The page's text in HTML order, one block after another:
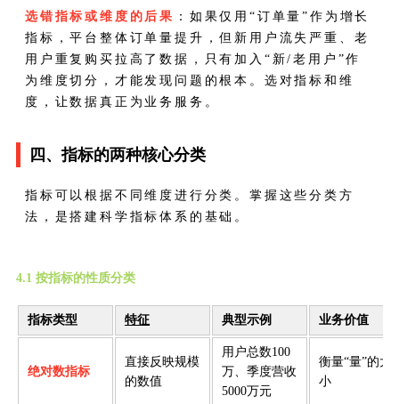
选错指标或维度的后果 ：如果仅用“订单量”作为增长
指标，平台整体订单量提升，但新用户流失严重、老
用户重复购买拉高了数据，只有加入“新/老用户”作
为维度切分，才能发现问题的根本。选对指标和维
度，让数据真正为业务服务。
四、指标的两种核心分类
指标可以根据不同维度进行分类。掌握这些分类方
法，是搭建科学指标体系的基础。
4.1 按指标的性质分类
指标类型 特征 典型示例 业务价值
绝对数指标
直接反映规模
的数值
用户总数100
万、季度营收
5000万元
衡量“量”的大
小